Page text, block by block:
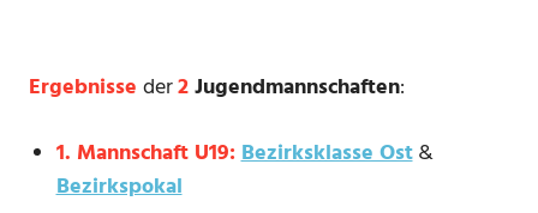
Ergebnisse der2Jugendmannschaften:
1. Mannschaft U19:Bezirksklasse Ost&
Bezirkspokal